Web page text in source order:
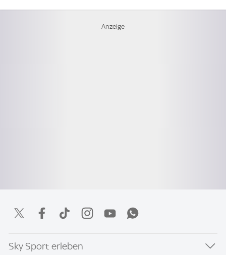
Sky Sport erleben